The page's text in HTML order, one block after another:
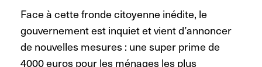
Face à cette fronde citoyenne inédite, le
gouvernement est inquiet et vient d’annoncer
de nouvelles mesures : une super prime de
4000 euros pour les ménages les plus